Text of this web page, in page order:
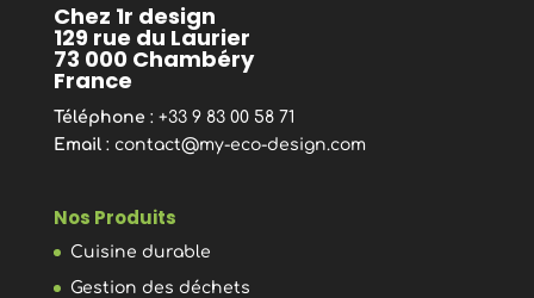
Chez 1r design
129 rue du Laurier
73 000 Chambéry
France
Téléphone : +33 9 83 00 58 71
Email: contact@my-eco-design.com
Nos Produits
Cuisine durable
Gestion des déchets